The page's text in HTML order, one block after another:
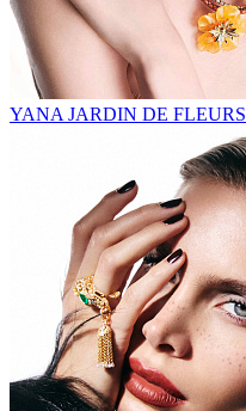
YANA JARDIN DE FLEURS